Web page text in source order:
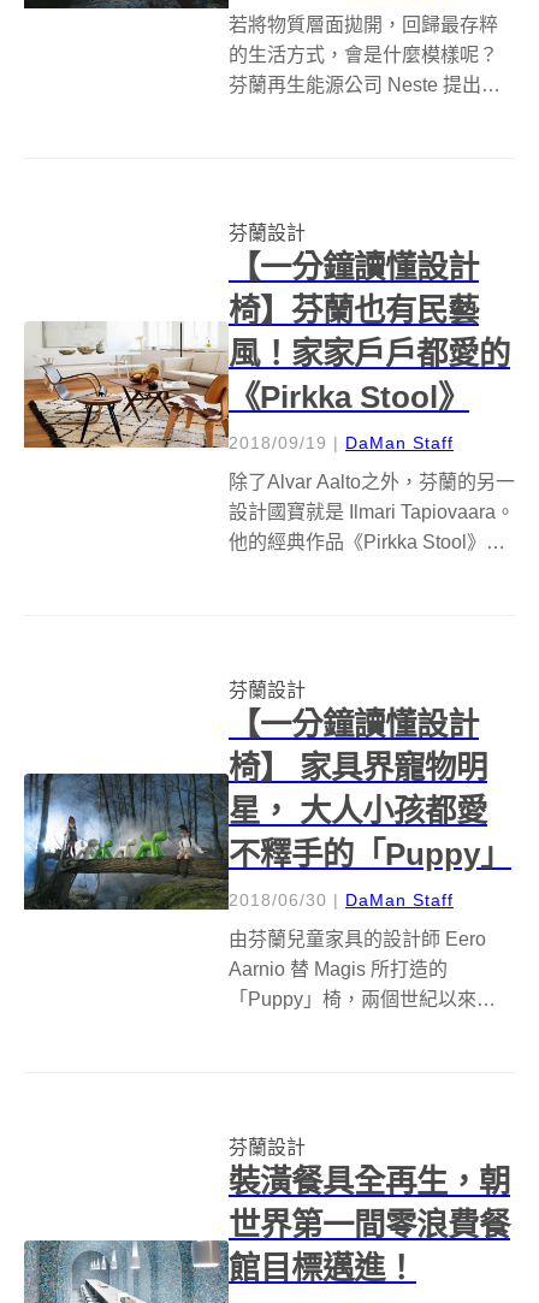
若將物質層面拋開，回歸最存粹
的生活方式，會是什麼模樣呢？
芬蘭再生能源公司 Neste 提出
特意建構...
芬蘭設計
【一分鐘讀懂設計
椅】芬蘭也有民藝
風！家家戶戶都愛的
《Pirkka Stool》
2018/09/19 | DaMan Staff
除了Alvar Aalto之外，芬蘭的另一
設計國寶就是 Ilmari Tapiovaara。
他的經典作品《Pirkka Stool》幾
芬蘭設計
【一分鐘讀懂設計
椅】 家具界寵物明
星， 大人小孩都愛
不釋手的「Puppy」
2018/06/30 | DaMan Staff
由芬蘭兒童家具的設計師 Eero
Aarnio 替 Magis 所打造的
「Puppy」椅，兩個世紀以來，不
芬蘭設計
裝潢餐具全再生，朝
世界第一間零浪費餐
館目標邁進！